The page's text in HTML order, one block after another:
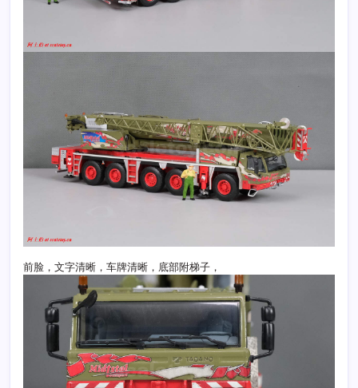
前脸，文字清晰，车牌清晰，底部附梯子，